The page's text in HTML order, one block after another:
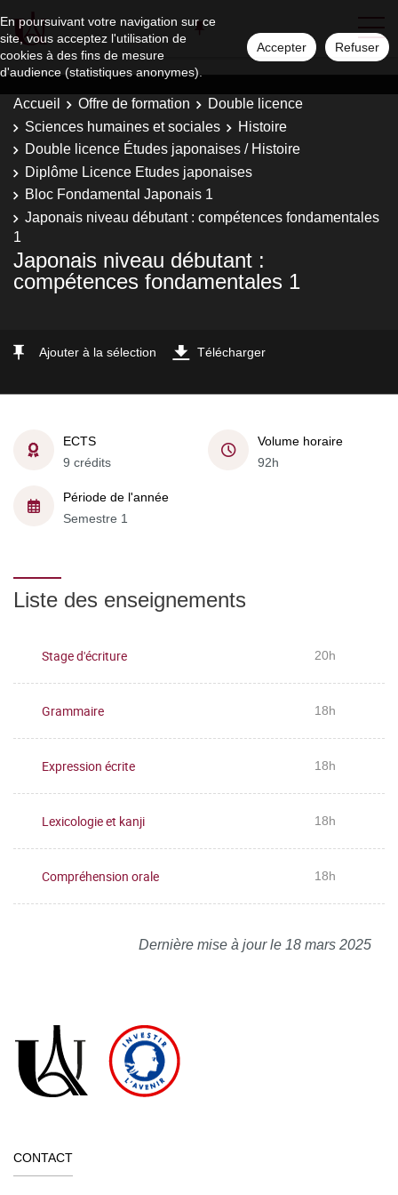
En poursuivant votre navigation sur ce
site, vous acceptez l'utilisation de
cookies à des fins de mesure
d'audience (statistiques anonymes).
Accepter Refuser
Accueil Offre de formation
Double licence
Sciences humaines et sociales
Histoire
Double licence Études japonaises / Histoire
Diplôme Licence Etudes japonaises
Bloc Fondamental Japonais 1
Japonais niveau débutant : compétences fondamentales
1
Japonais niveau débutant :
compétences fondamentales 1
Ajouter à la sélection Télécharger
ECTS
9 crédits
Volume horaire
92h
Période de l'année
Semestre 1
Liste des enseignements
Stage d'écriture 20h
Grammaire 18h
Expression écrite 18h
Lexicologie et kanji 18h
Compréhension orale 18h
Dernière mise à jour le 18 mars 2025
CONTACT